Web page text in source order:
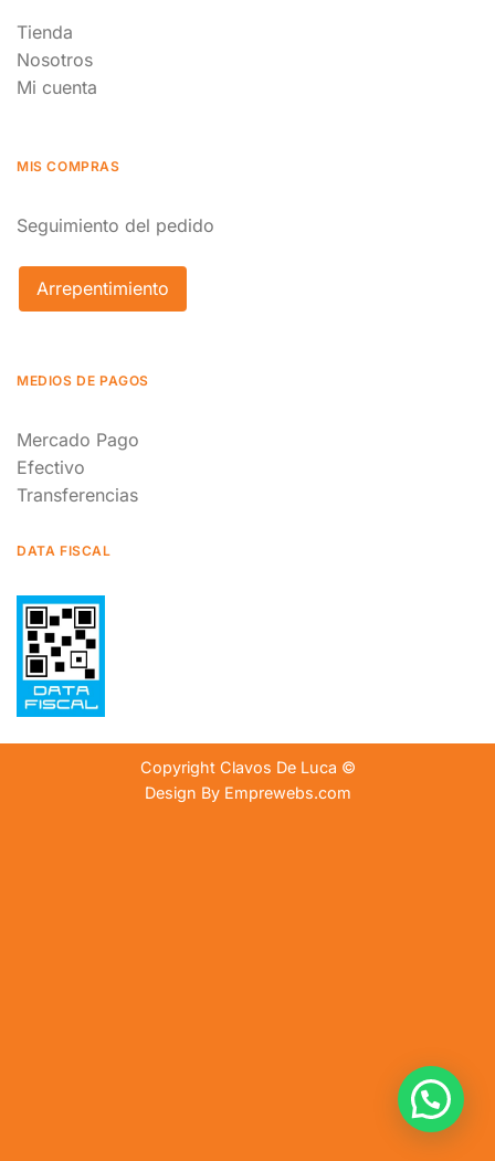
Tienda
Nosotros
Mi cuenta
MIS COMPRAS
Seguimiento del pedido
Arrepentimiento
MEDIOS DE PAGOS
Mercado Pago
Efectivo
Transferencias
DATA FISCAL
Copyright Clavos De Luca ©
Design By Emprewebs.com